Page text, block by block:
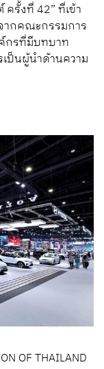
รั้งที่ 42” ที่เข้า
ากคณะกรรมการ
กรที่มีบทบาท
ป็นผู้นำด้านความ
OF THAILAND